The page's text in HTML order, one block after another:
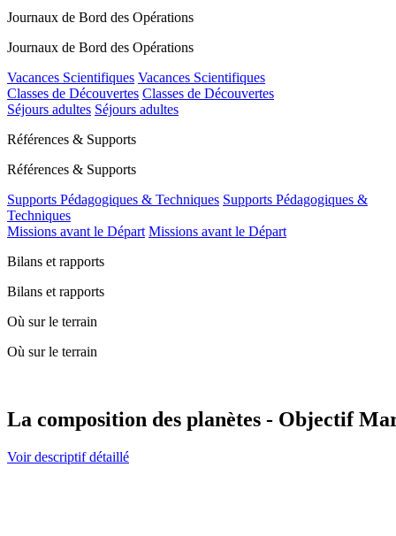
Journaux de Bord des Opérations
Journaux de Bord des Opérations
Vacances Scientifiques Vacances Scientifiques
Classes de Découvertes Classes de Découvertes
Séjours adultes Séjours adultes
Références & Supports
Références & Supports
Supports Pédagogiques & Techniques Supports Pédagogiques &
Techniques
Missions avant le Départ Missions avant le Départ
Bilans et rapports
Bilans et rapports
Où sur le terrain
Où sur le terrain
La composition des planètes - Objectif
Voir descriptif détaillé